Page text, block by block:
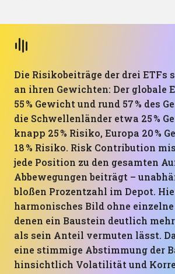
Die Risikobeiträge der drei ETFs
an ihren Gewichten: Der globale
55 % Gewicht und rund 57 % des
die Schwellenländer etwa 25 %
knapp 25 % Risiko, Europa 20 %
18 % Risiko. Risk Contribution
jede Position zu den gesamten
Abbewegungen beiträgt –
bloßen Prozentzahl im Depot.
harmonisches Bild ohne
denen ein Baustein deutlich
als sein Anteil vermuten lässt.
eine stimmige Abstimmung der
hinsichtlich Volatilität und